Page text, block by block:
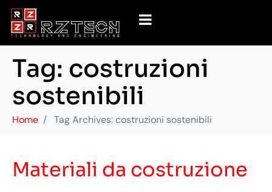
Tag: costruzioni
sostenibili
Home Tag Archives: costruzioni sostenibili
Materiali da costruzione